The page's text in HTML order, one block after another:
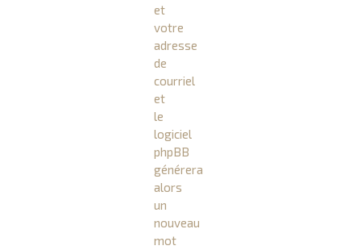
et
votre
adresse
de
courriel
et
le
logiciel
phpBB
générera
alors
un
nouveau
mot